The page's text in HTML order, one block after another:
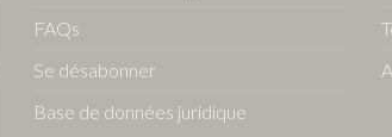
FAQs
Se désabonner
Base de données juridique